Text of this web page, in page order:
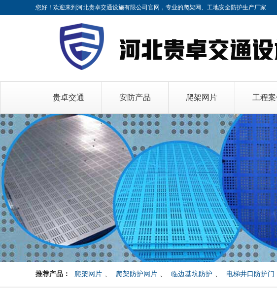
您好！欢迎来到河北贵卓交通设施有限公司官网，专业的爬架网、工地安全防护生产厂家
贵卓交通 安防产品 爬架网片 工程案
推荐产品： 爬架网片 、 爬架防护网片 、 临边基坑防护 、 电梯井口防护门